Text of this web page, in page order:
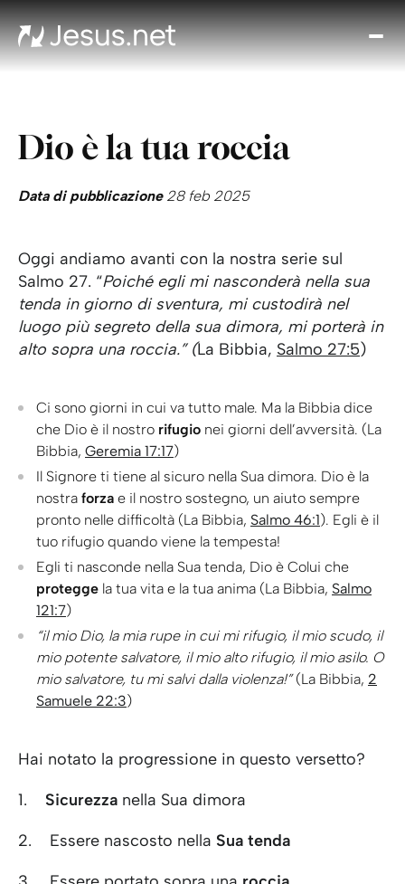
Chi
è
Dio è la tua roccia
Data di pubblicazione28 feb 2025
Oggi andiamo avanti con la nostra serie sul
Salmo 27. “Poiché egli mi nasconderà nella sua
tenda in giorno di sventura, mi custodirà nel
luogo più segreto della sua dimora, mi porterà in
alto sopra una roccia.” (La Bibbia, Salmo 27:5)
Ci sono giorni in cui va tutto male. Ma la Bibbia dice
che Dio è il nostro rifugio nei giorni dell’avversità. (La
Bibbia, Geremia 17:17)
Il Signore ti tiene al sicuro nella Sua dimora. Dio è la
nostra forza e il nostro sostegno, un aiuto sempre
pronto nelle difficoltà (La Bibbia, Salmo 46:1). Egli è il
tuo rifugio quando viene la tempesta!
Egli ti nasconde nella Sua tenda, Dio è Colui che
protegge la tua vita e la tua anima (La Bibbia, Salmo
121:7)
“il mio Dio, la mia rupe in cui mi rifugio, il mio scudo, il
mio potente salvatore, il mio alto rifugio, il mio asilo. O
mio salvatore, tu mi salvi dalla violenza!”(La Bibbia, 2
Samuele 22:3)
Hai notato la progressione in questo versetto?
1. Sicurezza nella Sua dimora
2. Essere nascosto nella Sua tenda